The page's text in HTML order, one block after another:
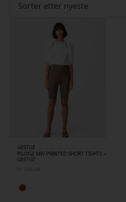
GESTUZ
PILOGZ MW PRINTED SHORT TIGHTS –
GESTUZ